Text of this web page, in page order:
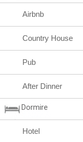
Airbnb
Country House
Pub
After Dinner
Dormire
Hotel